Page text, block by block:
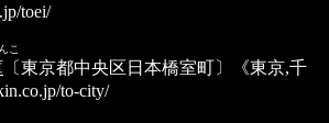
toei/
こ
〔東京都中央区日本橋室町〕《東京,千
to-city/